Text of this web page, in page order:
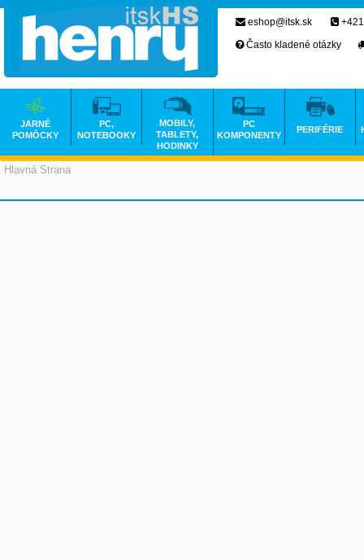
Hlavná Strana
eshop@itsk.sk
Často kladené otázky
JARNÉ
POMÔCKY
PC,
NOTEBOOKY
MOBILY,
TABLETY,
HODINKY
PC
KOMPONENTY
PERIFÉRIE